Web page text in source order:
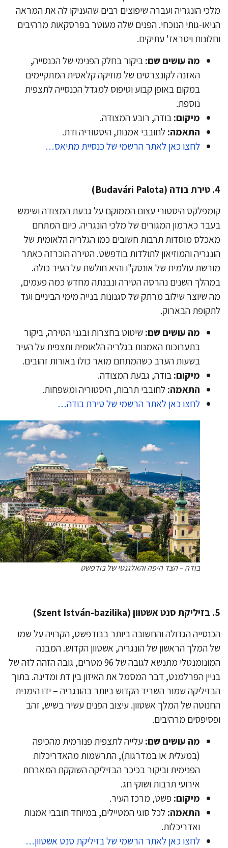
הונגריה ועברה שיפוצים רבים שהעניקו לה את המראה
גותי הנוכחי. הפנים שלה מעוטר בפרסקאות מרהיבים
ויטראז' עתיקים.
מה עושים שם:ביקור בחלק הפנימי של הכנסייה,
האזנה לקונצרטים של מוזיקה קלאסית המתקיימים
במקום באופן קבוע וטיפוס למגדל הכנסייה לתצפית
נוספת.
מיקום:בודה, רובע המצודה.
התאמה:לחובבי אמנות, היסטוריה ודת.
לחצו כאן לאתר הרשמי של כנסיית מתיאס…
היסטורי עצום הממוקם על גבעת המצודה ושימש
כארמון המגורים של מלכי הונגריה. כיום המתחם
מוסדות תרבות חשובים כמו הגלריה הלאומית של
והמוזיאון לתולדות בודפשט. הטירה הוכרזה כאתר
עולמית של אונסק"ו והיא חולשת על העיר כולה.
השנים נהרסה הטירה ונבנתה מחדש כמה פעמים,
שיוצר שילוב מרתק של סגנונות בנייה מימי הביניים ועד
הבארוק.
מה עושים שם:שיטוט בחצרות ובגני הטירה, ביקור
בתערוכות האמנות בגלריה הלאומית ותצפית על העיר
בשעות הערב כשהמתחם מואר כולו באורות זהובים.
מיקום:בודה, גבעת המצודה.
התאמה:לחובבי תרבות, היסטוריה ומשפחות.
לחצו כאן לאתר הרשמי של טירת בודה…
בודה – הצד היפה והאלגנטי של בודפשט
הגדולה והחשובה ביותר בבודפשט, הקרויה על שמו
המלך הראשון של הונגריה, אשטוון הקדוש. המבנה
המונומנטלי מתנשא לגובה של 96 מטרים, גובה הזהה לזה של
הפרלמנט, דבר המסמל את האיזון בין דת ומדינה. בתוך
שמור השריד הקדוש ביותר בהונגריה – ידו הימנית
של המלך אשטוון. עיצוב הפנים עשיר בשיש, זהב
מרהיבים.
מה עושים שם:עלייה לתצפית פנורמית מהכיפה
(במעלית או במדרגות), התרשמות מהאדריכלות
הפנימית וביקור בכיכר הבזיליקה השוקקת המארחת
אירועי תרבות ושוקי חג.
מיקום:פשט, מרכז העיר.
התאמה:לכל סוגי המטיילים, במיוחד חובבי אמנות
ואדריכלות.
לחצו כאן לאתר הרשמי של בזיליקת סנט אשטוון…